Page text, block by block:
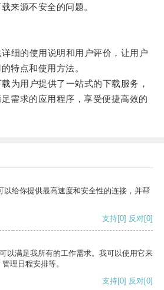
来源不安全的问题。
的使用说明和用户评价，让用户
特点和使用方法。
用户提供了一站式的下载服务，
需求的应用程序，享受便捷高效的
以给你提供最高速度和安全性的连接，并帮
支持[0] 反对[0]
以满足我所有的工作需求。我可以使用它来
理日程安排等。
支持[0] 反对[0]